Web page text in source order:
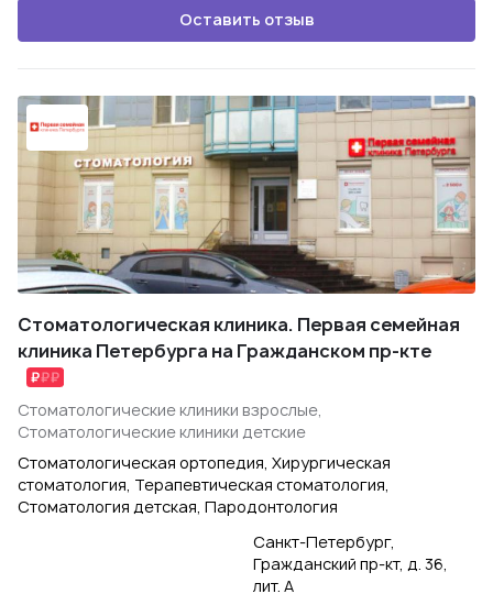
Оставить отзыв
Стоматологическая клиника. Первая семейная
клиника Петербурга на Гражданском пр-кте
Стоматологические клиники взрослые,
Стоматологические клиники детские
Стоматологическая ортопедия, Хирургическая
стоматология, Терапевтическая стоматология,
Стоматология детская, Пародонтология
Санкт-Петербург,
Гражданский пр-кт, д. 36,
лит. А